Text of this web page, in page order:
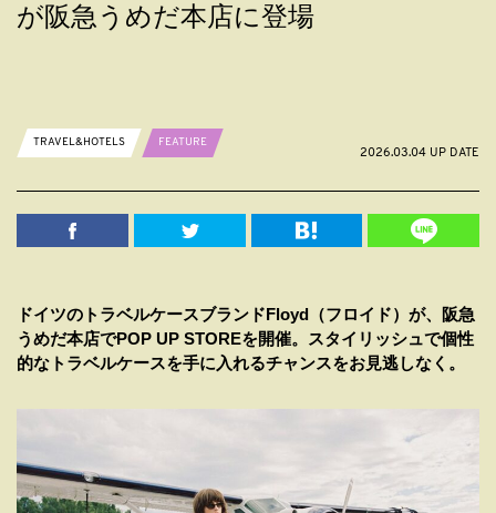
が阪急うめだ本店に登場
TRAVEL&HOTELS
FEATURE
2026.03.04 UP DATE
ドイツのトラベルケースブランドFloyd（フロイド）が、阪急
うめだ本店でPOP UP STOREを開催。スタイリッシュで個性
的なトラベルケースを手に入れるチャンスをお見逃しなく。